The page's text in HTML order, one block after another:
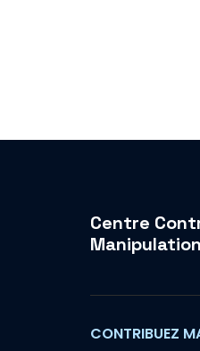
Centre
CONTRIBUEZ